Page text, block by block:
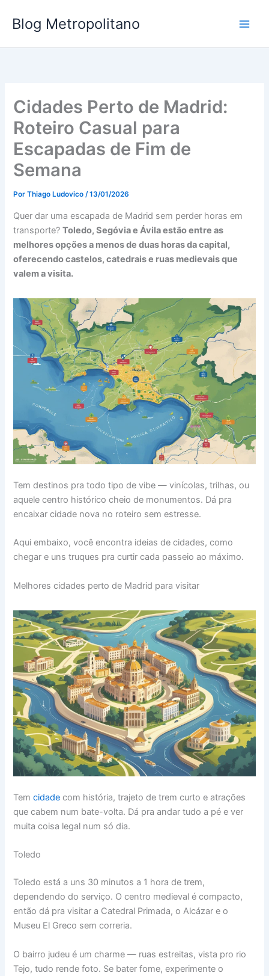
para
conteúdo
Blog Metropolitano
Cidades Perto de Madrid:
Roteiro Casual para
Escapadas de Fim de
Semana
PorThiago Ludovico/13/01/2026
Quer dar uma escapada de Madrid sem perder horas em
transporte?Toledo, Segóvia e Ávila estão entre as
melhores opções a menos de duas horas da capital,
oferecendo castelos, catedrais e ruas medievais que
valem a visita.
Tem destinos pra todo tipo de vibe — vinícolas, trilhas, ou
aquele centro histórico cheio de monumentos. Dá pra
encaixar cidade nova no roteiro sem estresse.
Aqui embaixo, você encontra ideias de cidades, como
chegar e uns truques pra curtir cada passeio ao máximo.
Melhores cidades perto de Madrid para visitar
Temcidade com história, trajeto de trem curto e atrações
que cabem num bate-volta. Dá pra andar tudo a pé e ver
muita coisa legal num só dia.
Toledo
Toledo está a uns 30 minutos a 1 hora de trem,
dependendo do serviço. O centro medieval é compacto,
então dá pra visitar a Catedral Primada, o Alcázar e o
Museu El Greco sem correria.
O bairro judeu é um charme — ruas estreitas, vista pro rio
Tejo, tudo rende foto. Se bater fome, experimente o